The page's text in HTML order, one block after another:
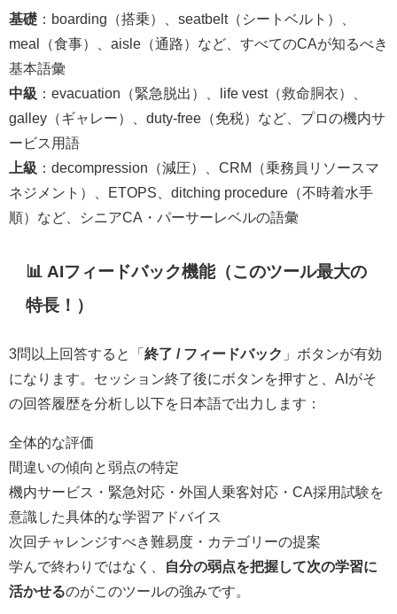
基礎 ：boarding（搭乗）、seatbelt（シートベルト）、
meal（食事）、aisle（通路）など、すべてのCAが知るべき
基本語彙
中級 ：evacuation（緊急脱出）、life vest（救命胴衣）、
galley（ギャレー）、duty-free（免税）など、プロの機内サ
ービス用語
上級 ：decompression（減圧）、CRM（乗務員リソースマ
ネジメント）、ETOPS、ditching procedure（不時着水手
順）など、シニアCA・パーサーレベルの語彙
📊 AIフィードバック機能（このツール最大の
特長！）
3問以上回答すると「 終了 / フィードバック 」ボタンが有効
になります。セッション終了後にボタンを押すと、AIがそ
の回答履歴を分析し以下を日本語で出力します：
全体的な評価
間違いの傾向と弱点の特定
機内サービス・緊急対応・外国人乗客対応・CA採用試験を
意識した具体的な学習アドバイス
次回チャレンジすべき難易度・カテゴリーの提案
学んで終わりではなく、
自分の弱点を把握して次の学習に
活かせるのがこのツールの強みです。